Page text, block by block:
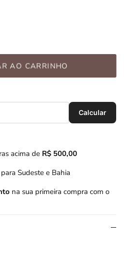
AO CARRINHO
Calcular
acima de R$ 500,00
para Sudeste e Bahia
na sua primeira compra com o